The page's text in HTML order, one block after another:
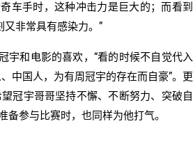
车手时，这种冲击力是巨大的；而看到
非常具有感染力。”
宇和电影的喜欢，“看的时候不自觉代入
中国人，为有周冠宇的存在而自豪”。更
冠宇哥哥坚持不懈、不断努力、突破自
备参与比赛时，也同样为他打气。